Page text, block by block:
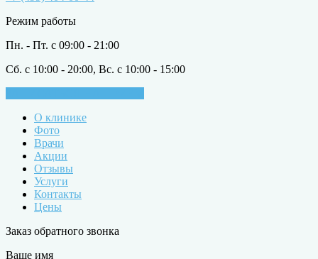
Режим работы
Пн. - Пт. с 09:00 - 21:00
Сб. с 10:00 - 20:00, Вс. с 10:00 - 15:00
О клинике
Фото
Врачи
Акции
Отзывы
Услуги
Контакты
Цены
Заказ обратного звонка
Ваше имя